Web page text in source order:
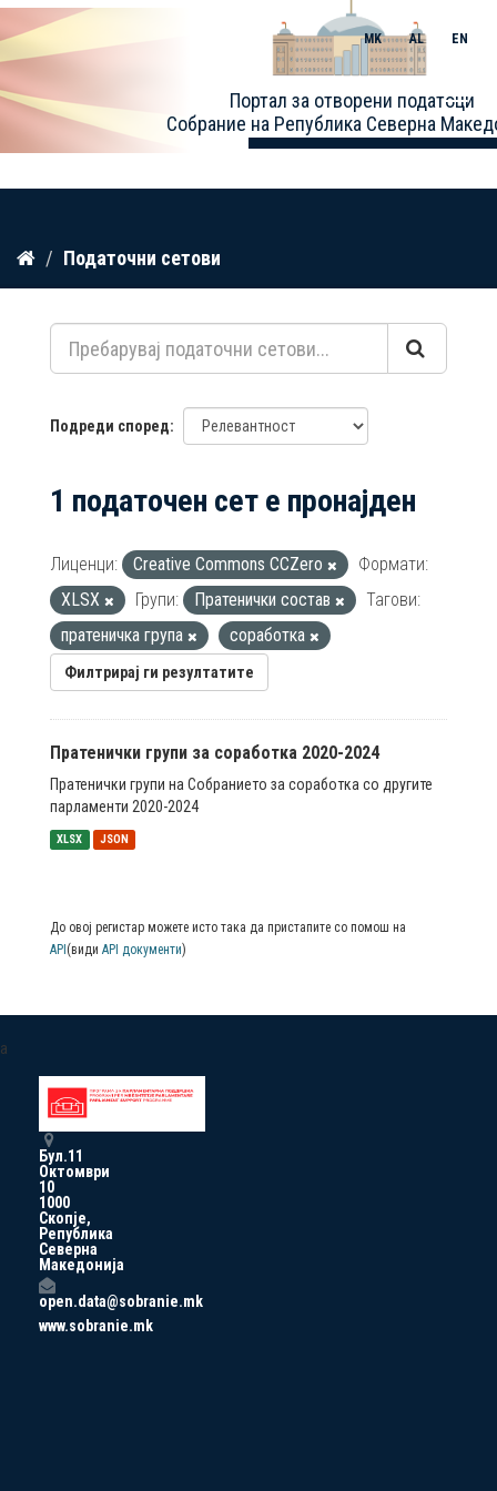
Прескокнете
содржина
Портал за отворени податоци
Собрание на Република Северна
MK AL EN
Toggle
Податочни сетови
Подреди според
1 податочен сет е пронајден
Лиценци: Creative Commons CCZero
Формати:
XLSX
Групи: Пратенички состав
Тагови:
пратеничка група
соработка
Филтрирај ги резултатите
Пратенички групи за соработка 2020-2024
Пратенички групи на Собранието за соработка со другите
парламенти 2020-2024
XLSX JSON
До овој регистар можете исто така да пристапите со помош на
API (види API документи)
a
Бул.11
Октомври
10
1000
Скопје,
Република
Северна
Македонија
open.data@sobranie.mk
www.sobranie.mk